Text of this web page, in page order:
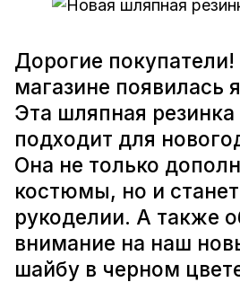
Дорогие
магазине появилась
Эта шляпная
подходит для
Она не только
костюмы, но и
рукоделии. А также
внимание на наш
шайбу в черном